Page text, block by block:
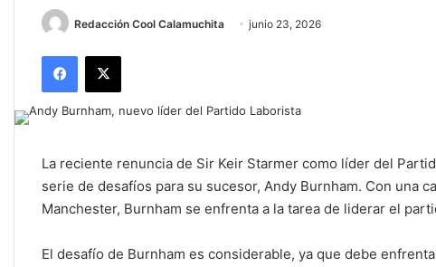
Redacción Cool Calamuchita junio 23, 2026
Facebook
X
La reciente renuncia de Sir Keir Starmer como líder del
serie de desafíos para su sucesor, Andy Burnham. Con una
Manchester, Burnham se enfrenta a la tarea de liderar el
El desafío de Burnham es considerable, ya que debe